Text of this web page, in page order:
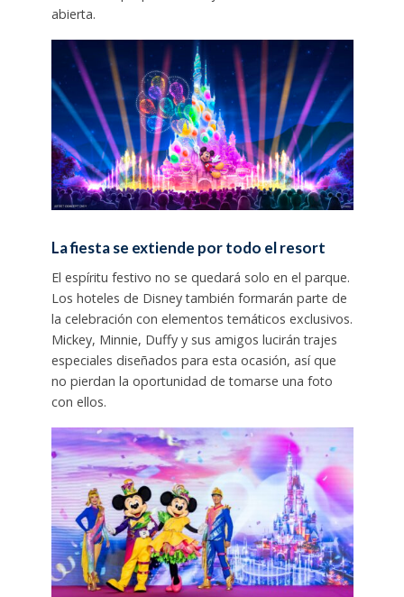
abierta.
La fiesta se extiende por todo el resort
El espíritu festivo no se quedará solo en el parque.
Los hoteles de Disney también formarán parte de
la celebración con elementos temáticos exclusivos.
Mickey, Minnie, Duffy y sus amigos lucirán trajes
especiales diseñados para esta ocasión, así que
no pierdan la oportunidad de tomarse una foto
con ellos.